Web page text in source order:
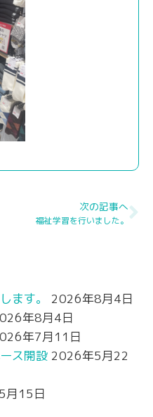
次の記事へ
福祉学習を行いました。
ます。
2026年8月4日
年8月4日
年7月11日
ス開設 2026年5月22
月15日